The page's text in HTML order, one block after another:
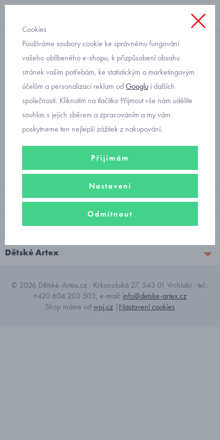
dětské ostatní
různé
Filtry
Sortiment
Vše o nákupu
Dětské Artex
© 2026 Dětské-Artex.cz - Krkonošská 27, 543 01 Vrchlabí - tel.:
+420 604 203 503, e-mail: info@detske-artex.cz
Shop máme od wpj.cz |Nastavení cookies
Cookies
Používáme soubory cookie ke správnému fungování
vašeho oblíbeného e-shopu, k přizpůsobení obsahu
stránek vašim potřebám, ke statistickým a marketingovým
účelům a personalizaci reklam odGooglu i dalších
společností. Kliknutím na tlačítko Přijmout vše nám udělíte
souhlas s jejich sběrem a zpracováním a my vám
poskytneme ten nejlepší zážitek z nakupování.
Přijímám
Nastavení
Odmítnout